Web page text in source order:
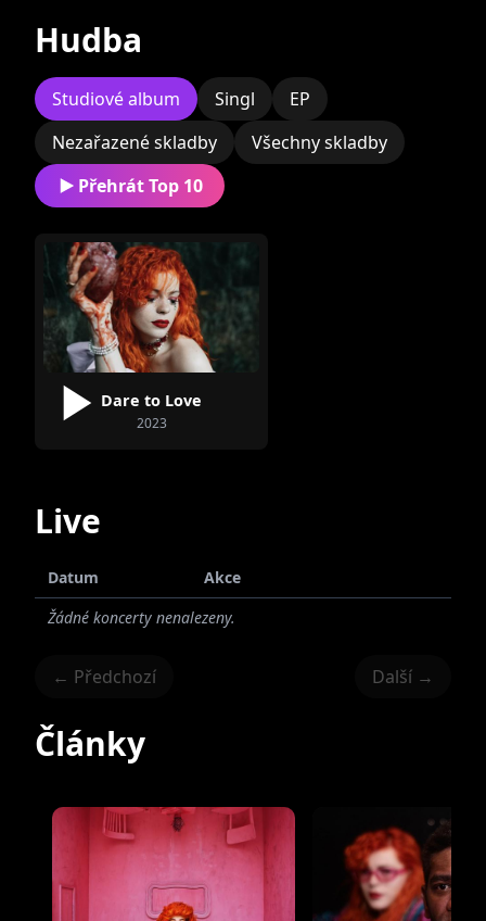
Mydy
Hudba
Studiové album Singl
EP
Nezařazené skladby
Všechny skladby
Přehrát Top 10
Dare to Love
2023
Live
Datum
Akce
Žádné koncerty nenalezeny.
← Předchozí Další →
Články